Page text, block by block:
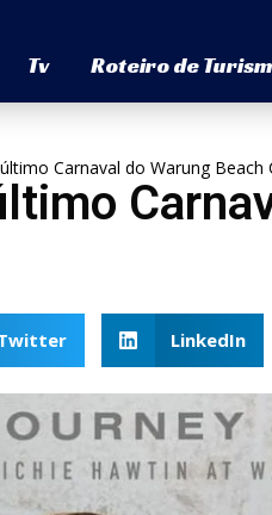
Tv Roteiro de
Carnaval do Warung Beach
LinkedIn